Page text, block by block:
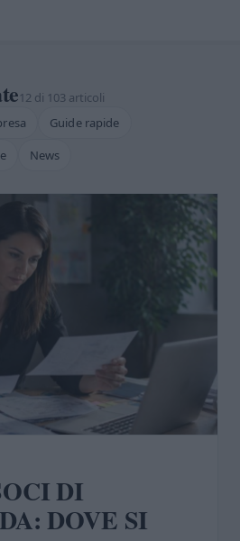
12 di 103 articoli
Guide rapide
News
DI
DOVE SI